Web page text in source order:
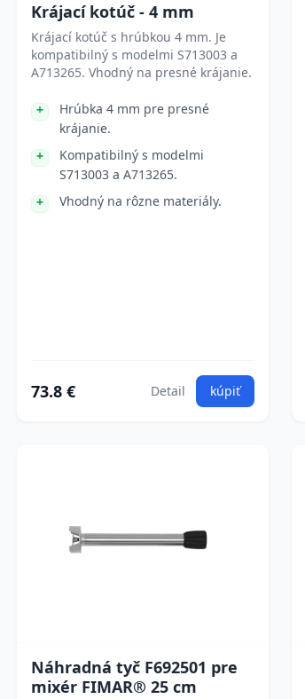
Krájací kotúč - 4 mm
Krájací kotúč s hrúbkou 4 mm. Je
kompatibilný s modelmi S713003 a
A713265. Vhodný na presné krájanie.
Hrúbka 4 mm pre presné
krájanie.
Kompatibilný s modelmi
S713003 a A713265.
Vhodný na rôzne materiály.
73.8 € Detail kúpiť
Náhradná tyč F692501 pre
mixér FIMAR® 25 cm